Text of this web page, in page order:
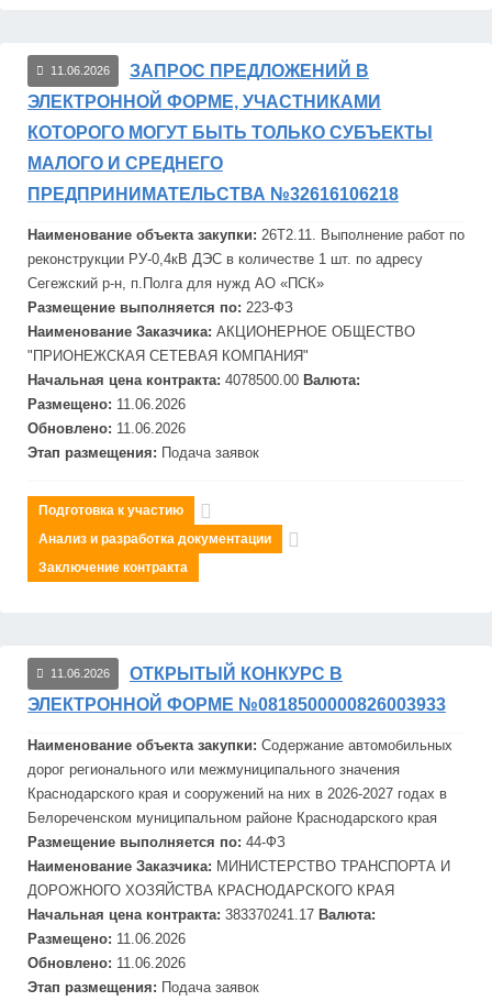
11.06.2026
ЗАПРОС ПРЕДЛОЖЕНИЙ В
ЭЛЕКТРОННОЙ ФОРМЕ, УЧАСТНИКАМИ
КОТОРОГО МОГУТ БЫТЬ ТОЛЬКО СУБЪЕКТЫ
МАЛОГО И СРЕДНЕГО
ПРЕДПРИНИМАТЕЛЬСТВА №32616106218
Наименование объекта закупки: 26Т2.11. Выполнение работ по
реконструкции РУ-0,4кВ ДЭС в количестве 1 шт. по адресу
Сегежский р-н, п.Полга для нужд АО «ПСК»
Размещение выполняется по: 223-ФЗ
Наименование Заказчика: АКЦИОНЕРНОЕ ОБЩЕСТВО
"ПРИОНЕЖСКАЯ СЕТЕВАЯ КОМПАНИЯ"
Начальная цена контракта: 4078500.00 Валюта:
Размещено: 11.06.2026
Обновлено: 11.06.2026
Этап размещения: Подача заявок
Подготовка к участию
Анализ и разработка документации
Заключение контракта
11.06.2026
ОТКРЫТЫЙ КОНКУРС В
ЭЛЕКТРОННОЙ ФОРМЕ №0818500000826003933
Наименование объекта закупки: Содержание автомобильных
дорог регионального или межмуниципального значения
Краснодарского края и сооружений на них в 2026-2027 годах в
Белореченском муниципальном районе Краснодарского края
Размещение выполняется по: 44-ФЗ
Наименование Заказчика: МИНИСТЕРСТВО ТРАНСПОРТА И
ДОРОЖНОГО ХОЗЯЙСТВА КРАСНОДАРСКОГО КРАЯ
Начальная цена контракта: 383370241.17 Валюта:
Размещено: 11.06.2026
Обновлено: 11.06.2026
Этап размещения: Подача заявок